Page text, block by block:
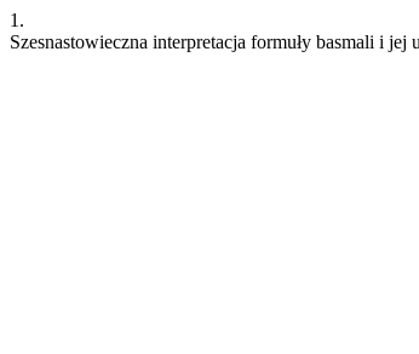
1.
Szesnastowieczna interpretacja formuły basmali i